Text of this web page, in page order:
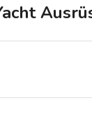
Motoryachten